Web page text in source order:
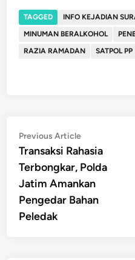
TAGGED
INFO KEJADIAN
MINUMAN BERALKOHOL
RAZIA RAMADAN
SATPOL PP
Post
navigation
Previous ArticlePrevious
article:
Transaksi Rahasia
Terbongkar, Polda
Jatim Amankan
Pengedar Bahan
Peledak